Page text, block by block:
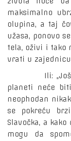
maksimalno
olupina, a taj
užasa, ponovo
tela, oživi i tako
vrati u
Ili: „Još je
planeti neće
neophodan
se pokreću
Slavočka, a
mogu da